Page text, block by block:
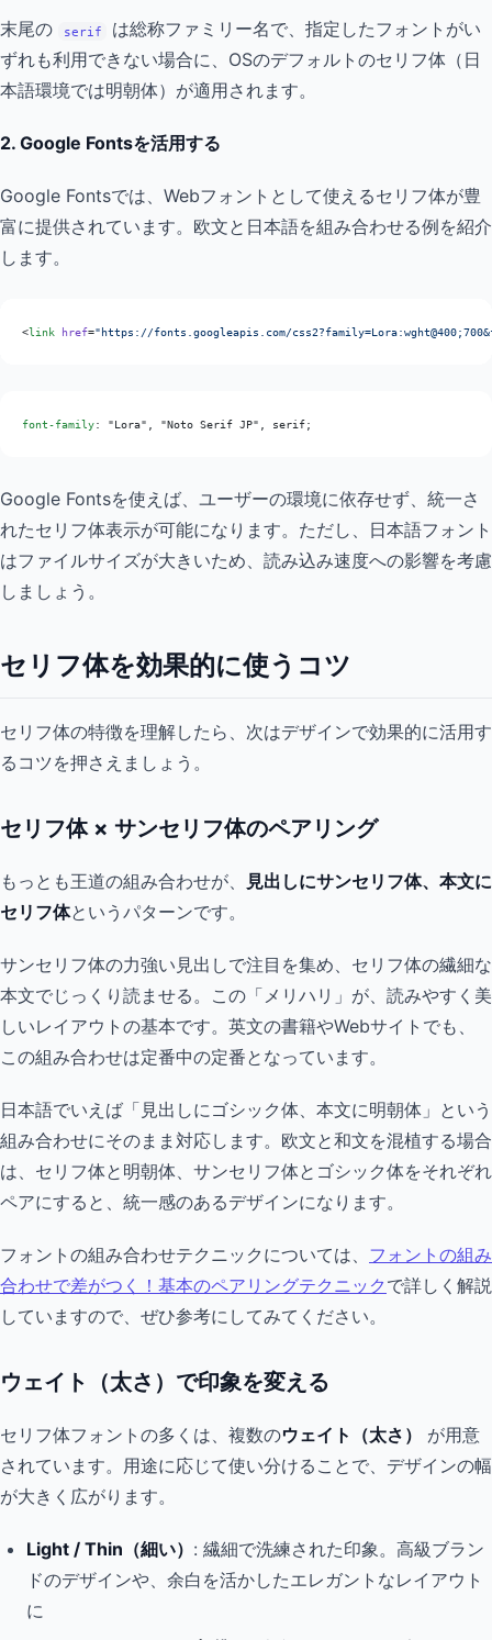
末尾の serif
は総称ファミリー名で、指定したフォントがい
ずれも利用できない場合に、OSのデフォルトのセリフ体（日
本語環境では明朝体）が適用されます。
2. Google Fontsを活用する
Google Fontsでは、Webフォントとして使えるセリフ体が豊
富に提供されています。欧文と日本語を組み合わせる例を紹介
します。
<link href="https://fonts.googleapis.com/
font-family: "Lora", "Noto Serif JP", serif;
Google Fontsを使えば、ユーザーの環境に依存せず、統一さ
れたセリフ体表示が可能になります。ただし、日本語フォント
はファイルサイズが大きいため、読み込み速度への影響を考慮
しましょう。
セリフ体を効果的に使うコツ
セリフ体の特徴を理解したら、次はデザインで効果的に活用す
るコツを押さえましょう。
セリフ体 × サンセリフ体のペアリング
もっとも王道の組み合わせが、
見出しにサンセリフ体、本文に
セリフ体というパターンです。
サンセリフ体の力強い見出しで注目を集め、セリフ体の繊細な
本文でじっくり読ませる。この「メリハリ」が、読みやすく美
しいレイアウトの基本です。英文の書籍やWebサイトでも、
この組み合わせは定番中の定番となっています。
日本語でいえば「見出しにゴシック体、本文に明朝体」という
組み合わせにそのまま対応します。欧文と和文を混植する場合
は、セリフ体と明朝体、サンセリフ体とゴシック体をそれぞれ
ペアにすると、統一感のあるデザインになります。
フォントの組み合わせテクニックについては、 フォントの組み
合わせで差がつく！基本のペアリングテクニック で詳しく解説
していますので、ぜひ参考にしてみてください。
ウェイト（太さ）で印象を変える
セリフ体フォントの多くは、複数のウェイト（太さ）
が用意
されています。用途に応じて使い分けることで、デザインの幅
が大きく広がります。
Light / Thin（細い） : 繊細で洗練された印象。高級ブラン
ドのデザインや、余白を活かしたエレガントなレイアウト
に